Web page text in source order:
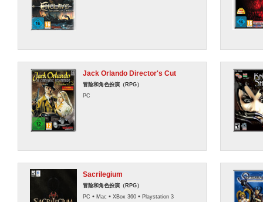
Jack Orlando Director's Cut
冒险和角色扮演（RPG）
PC
Sacrilegium
冒险和角色扮演（RPG）
PC • Mac • XBox 360 • Playstation 3